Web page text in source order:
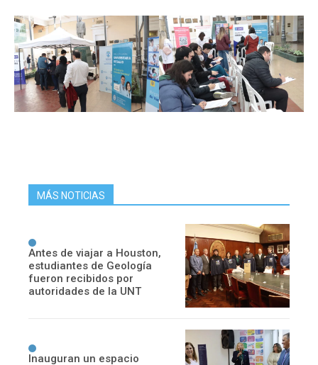
MÁS NOTICIAS
Antes de viajar a Houston,
estudiantes de Geología
fueron recibidos por
autoridades de la UNT
Inauguran un espacio